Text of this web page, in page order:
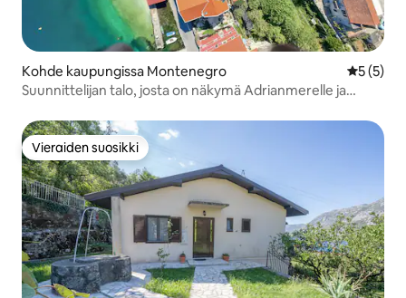
Kohde kaupungissa Montenegro
5 (5)
Suunnittelijan talo, josta on näkymä Adrianmerelle ja
Vieraiden suosikki
Vieraiden suosikki